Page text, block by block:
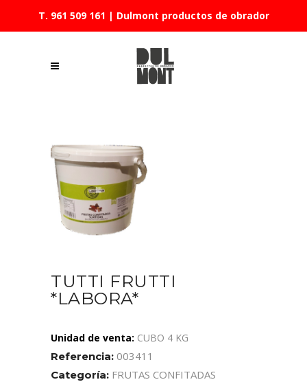
T. 961 509 161 | Dulmont productos de obrador
TUTTI FRUTTI
*LABORA*
Unidad de venta: CUBO 4 KG
Referencia: 003411
Categoría: FRUTAS CONFITADAS